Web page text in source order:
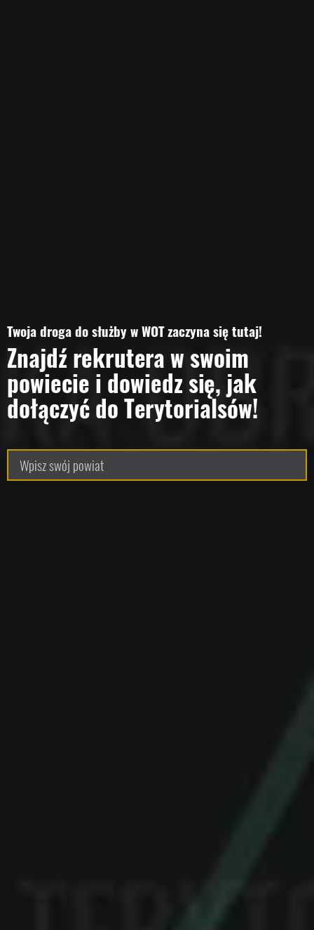
Twoja droga do służby w WOT zaczyna się tutaj!
Znajdź rekrutera w swoim
powiecie i dowiedz się, jak
dołączyć do Terytorialsów!